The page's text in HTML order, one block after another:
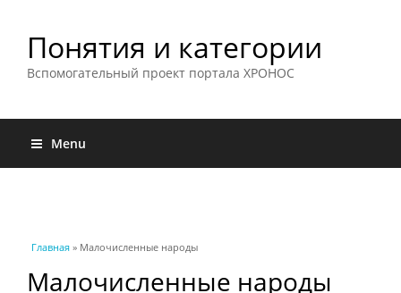
Понятия и категории
Вспомогательный проект портала ХРОНОС
Menu
Вы здесь
Главная » Малочисленные народы
Малочисленные народы